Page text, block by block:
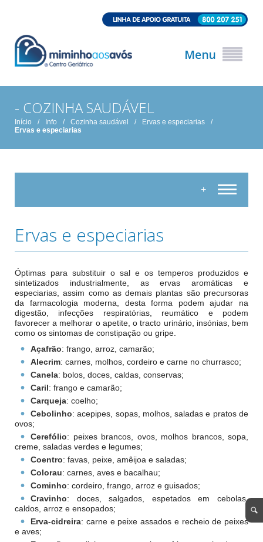
Menu
- COZINHA SAUDÁVEL
Início / Info / Cozinha saudável / Ervas e especiarias
/
Ervas e especiarias
+
Ervas e especiarias
Óptimas para substituir o sal e os temperos produzidos e
sintetizados industrialmente, as ervas aromáticas e
especiarias, assim como as demais plantas são precursoras
da farmacologia moderna, desta forma podem ajudar na
digestão, infecções respiratórias, reumático e podem
favorecer a melhorar o apetite, o tracto urinário, insónias, bem
como os sintomas de constipação ou gripe.
Açafrão: frango, arroz, camarão;
Alecrim: carnes, molhos, cordeiro e carne no churrasco;
Canela: bolos, doces, caldas, conservas;
Caril: frango e camarão;
Carqueja: coelho;
Cebolinho: acepipes, sopas, molhos, saladas e pratos de
ovos;
Cerefólio: peixes brancos, ovos, molhos brancos, sopa,
creme, saladas verdes e legumes;
Coentro: favas, peixe, amêijoa e saladas;
Colorau: carnes, aves e bacalhau;
Cominho: cordeiro, frango, arroz e guisados;
Cravinho: doces, salgados, espetados em cebolas,
caldos, arroz e ensopados;
Erva-cidreira: carne e peixe assados e recheio de peixes
e aves;